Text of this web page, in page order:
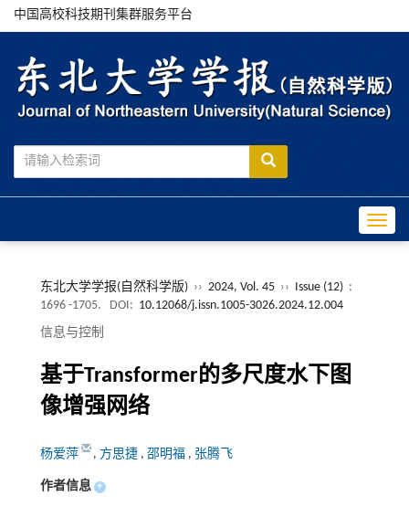
中国高校科技期刊集群服务平台
东北大学学报(自然科学版) ›› 2024, Vol. 45 ›› Issue (12) :
1696 -1705.
DOI: 10.12068/j.issn.1005-3026.2024.12.004
信息与控制
基于Transformer的多尺度水下图
像增强网络
杨爱萍 , 方思捷 , 邵明福 , 张腾飞
作者信息 +